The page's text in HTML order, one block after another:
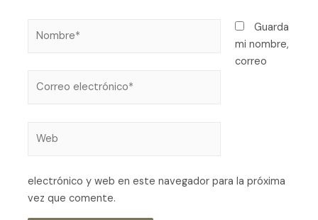
Guarda
mi nombre,
correo
electrónico y web en este navegador para la próxima
vez que comente.